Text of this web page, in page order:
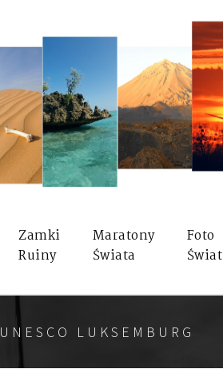
Zamki
Ruiny
Maratony
Świata
Foto
Świat
UNESCO LUKSEMBURG